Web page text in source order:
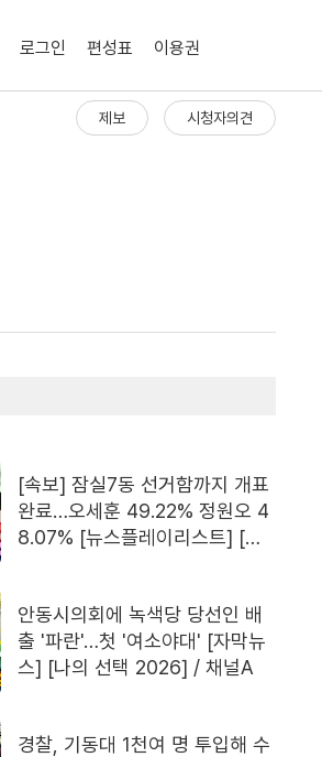
로그인 편성표 이용권
제보 시청자의견
[속보] 잠실7동 선거함까지 개표
완료…오세훈 49.22% 정원오 4
8.07% [뉴스플레이리스트] [나
안동시의회에 녹색당 당선인 배
출 '파란'…첫 '여소야대' [자막뉴
스] [나의 선택 2026] / 채널A
경찰, 기동대 1천여 명 투입해 수